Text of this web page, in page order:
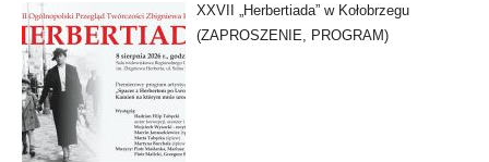
XXVII „Herbertiada” w Kołobrzegu
(ZAPROSZENIE, PROGRAM)